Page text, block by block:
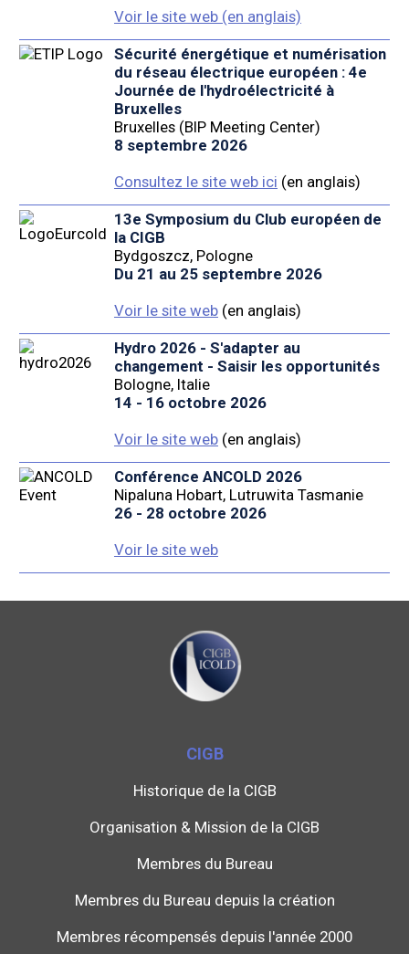
Voir le site web (en anglais)
Sécurité énergétique et numérisation
du réseau électrique européen : 4e
Journée de l'hydroélectricité à
Bruxelles
Bruxelles (BIP Meeting Center)
8 septembre 2026
Consultez le site web ici (en anglais)
13e Symposium du Club européen de
la CIGB
Bydgoszcz, Pologne
Du 21 au 25 septembre 2026
Voir le site web(en anglais)
Hydro 2026 - S'adapter au
changement - Saisir les opportunités
Bologne, Italie
14 - 16 octobre 2026
Voir le site web(en anglais)
Conférence ANCOLD 2026
Nipaluna Hobart, Lutruwita Tasmanie
26 - 28 octobre 2026
Voir le site web
CIGB
Historique de la CIGB
Organisation & Mission de la CIGB
Membres du Bureau
Membres du Bureau depuis la création
Membres récompensés depuis l'année 2000